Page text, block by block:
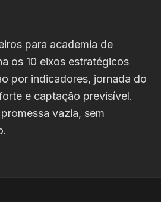
para academia de
os 10 eixos estratégicos
por indicadores, jornada do
e captação previsível.
vazia, sem